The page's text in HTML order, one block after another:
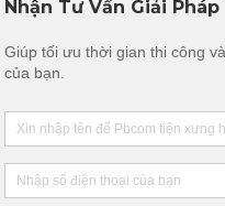
tạo và lý do giải pháp này
»
sàn 55 dành